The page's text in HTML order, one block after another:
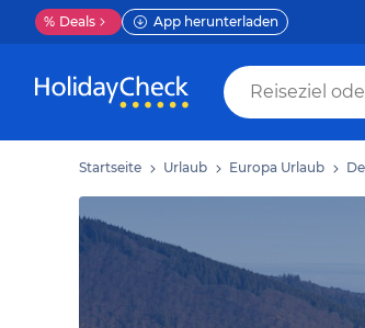
% Deals App herunterladen
Startseite Urlaub Europa Urlaub